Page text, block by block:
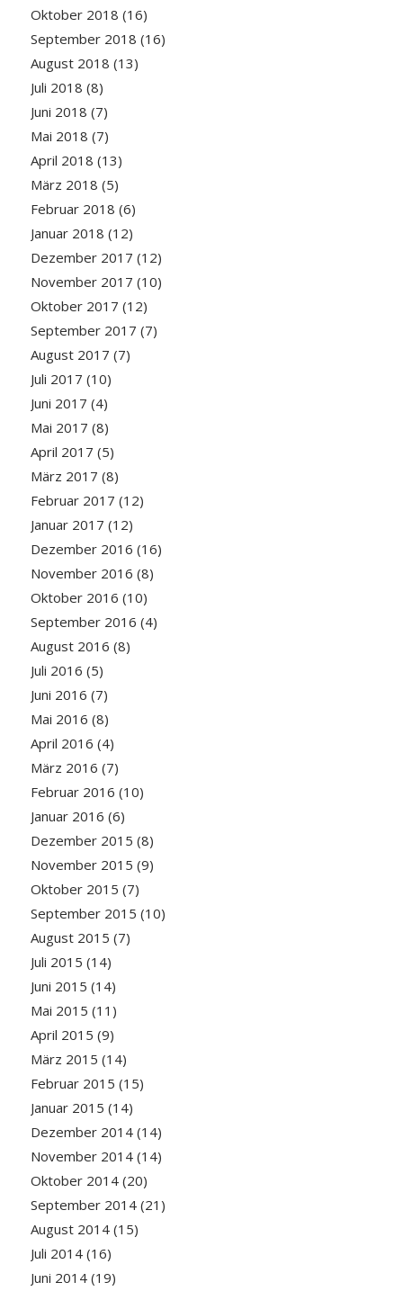
Oktober 2018 (16)
September 2018 (16)
August 2018 (13)
Juli 2018 (8)
Juni 2018 (7)
Mai 2018 (7)
April 2018 (13)
März 2018 (5)
Februar 2018 (6)
Januar 2018 (12)
Dezember 2017 (12)
November 2017 (10)
Oktober 2017 (12)
September 2017 (7)
August 2017 (7)
Juli 2017 (10)
Juni 2017 (4)
Mai 2017 (8)
April 2017 (5)
März 2017 (8)
Februar 2017 (12)
Januar 2017 (12)
Dezember 2016 (16)
November 2016 (8)
Oktober 2016 (10)
September 2016 (4)
August 2016 (8)
Juli 2016 (5)
Juni 2016 (7)
Mai 2016 (8)
April 2016 (4)
März 2016 (7)
Februar 2016 (10)
Januar 2016 (6)
Dezember 2015 (8)
November 2015 (9)
Oktober 2015 (7)
September 2015 (10)
August 2015 (7)
Juli 2015 (14)
Juni 2015 (14)
Mai 2015 (11)
April 2015 (9)
März 2015 (14)
Februar 2015 (15)
Januar 2015 (14)
Dezember 2014(14)
November 2014(14)
Oktober 2014(20)
September 2014(21)
August 2014(15)
Juli 2014(16)
Juni 2014(19)